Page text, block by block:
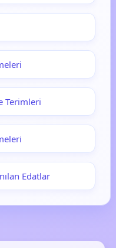
Terimleri
Edatlar